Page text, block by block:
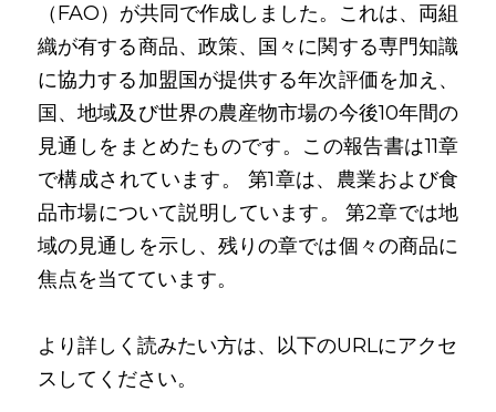
（FAO）が共同で作成しました。これは、両組
織が有する商品、政策、国々に関する専門知識
に協力する加盟国が提供する年次評価を加え、
国、地域及び世界の農産物市場の今後10年間の
見通しをまとめたものです。この報告書は11章
で構成されています。 第1章は、農業および食
品市場について説明しています。 第2章では地
域の見通しを示し、残りの章では個々の商品に
焦点を当てています。
より詳しく読みたい方は、以下のURLにアクセ
スしてください。